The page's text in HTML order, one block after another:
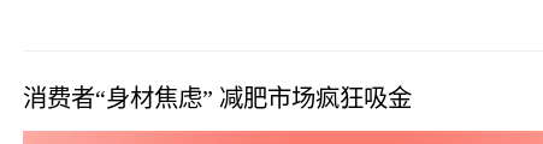
消费者“身材焦虑” 减肥市场疯狂吸金